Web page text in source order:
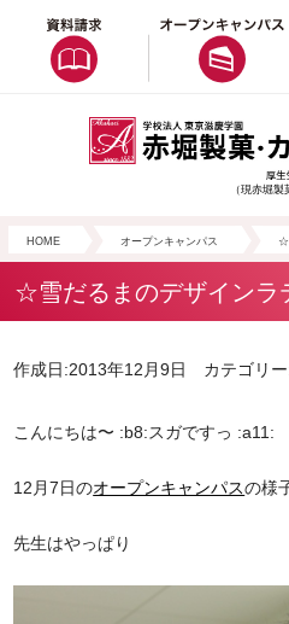
（現赤堀
HOME オープンキャンパス ☆
☆雪だるまのデザイン
作成日:2013年12月9日 カテゴリ
こんにちは〜 :b8:スガですっ :a11:
12月7日のオープンキャンパスの様
先生はやっぱり